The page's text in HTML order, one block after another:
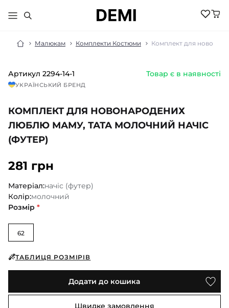
Малюкам Комплекти Костюми Комплект для
Артикул 2294-14-1 Товар є в наявності
УКРАЇНСЬКИЙ БРЕНД
КОМПЛЕКТ ДЛЯ НОВОНАРОДЕНИХ
ЛЮБЛЮ МАМУ, ТАТА МОЛОЧНИЙ НАЧІС
(ФУТЕР)
281 грн
Матеріал:начіс (футер)
Колір:молочний
Розмір *
62
ТАБЛИЦЯ РОЗМІРІВ
Додати до кошика
Швидке замовлення
МАЛЮКАМ
НОВИНКИ
РОЗПРОДАЖ
БІЛИЗНА ПІЖАМИ
БОДІ ПІСОЧНИКИ
ДЖЕМПЕРИ
ЖИЛЕТИ
КОМПЛЕКТИ
НОВИНКИ
РОЗПРОДАЖ
БІЛИЗНА
ВЕЛОСИПЕДКИ
ШОРТИ
КОЛГОТКИ
КОСТЮМИ
КОМПЛЕКТИ
БЛУЗИ
НОВИНКИ
БІЛИЗНА
ГОЛЬФИ
КОЛГОТКИ
ШКАРПЕТКИ
КОСТЮМИ
КОМПЛЕКТИ
КУРТКИ
БОМБЕРИ
ЖІНКИ
НОВИНКИ
РОЗПРОДАЖ
БІЛИЗНА
КОСТЮМИ
ПІЖАМИ
КОМПЛЕКТИ
ФУТБОЛКИ